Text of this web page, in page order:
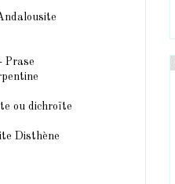
Prase
ou dichroïte
Disthène